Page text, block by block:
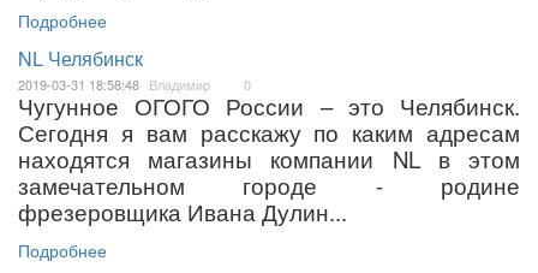
Подробнее
NL Челябинск
2019-03-31 18:58:48 Владимир 0
Чугунное ОГОГО России – это Челябинск.
Сегодня я вам расскажу по каким адресам
находятся магазины компании NL в этом
замечательном городе - родине
фрезеровщика Ивана Дулин...
Подробнее